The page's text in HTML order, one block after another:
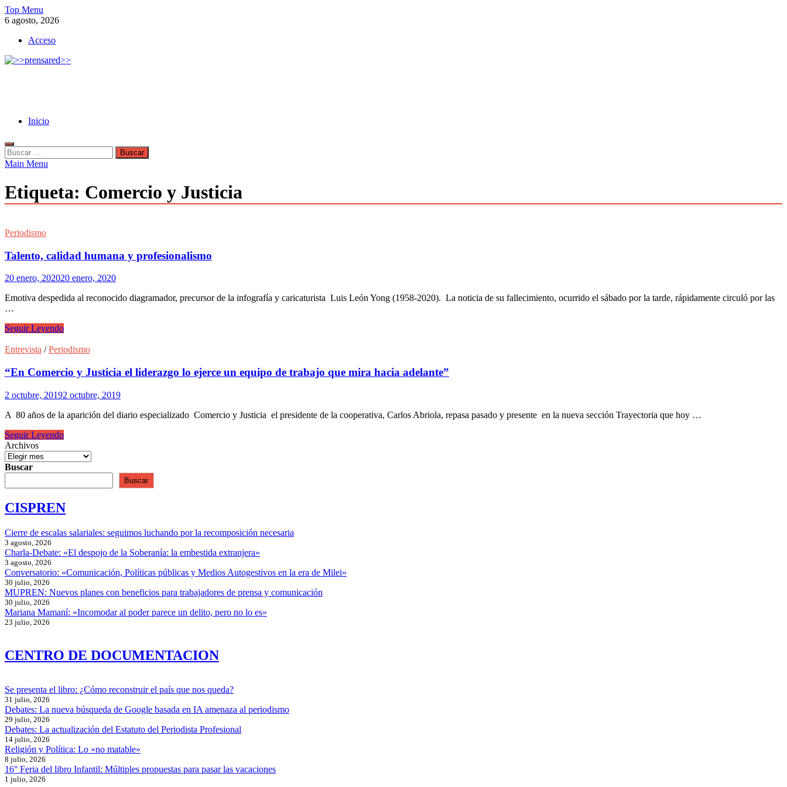
Skip
to
Top Menu
6 agosto, 2026
Acceso
Inicio
Buscar:
Main Menu
Etiqueta: Comercio y Justicia
Periodismo
Talento, calidad humana y profesionalismo
20 enero, 202020 enero, 2020
Emotiva despedida al reconocido diagramador, precursor de la infografía y caricaturista Luis León Yong (1958-2020). La noticia de su fallecimiento, ocurrido el sábado por la tarde, rápidamente circuló por las
…
Talento,
humana
profesionalismo
Seguir Leyendo
Entrevista /Periodismo
“En Comercio y Justicia el liderazgo lo ejerce un equipo de trabajo que mira hacia adelante”
2 octubre, 20192 octubre, 2019
A 80 años de la aparición del diario especializado Comercio y Justicia el presidente de la cooperativa, Carlos Abriola, repasa pasado y presente en la nueva sección Trayectoria que hoy …
“En
Comercio
y
Justicia
el
liderazgo
ejerce
equipo
de
trabajo
que
mira
hacia
adelante”
Seguir Leyendo
Archivos
Buscar
Buscar
CISPREN
Cierre de escalas salariales: seguimos luchando por la recomposición necesaria
3 agosto, 2026
Charla-Debate: «El despojo de la Soberanía: la embestida extranjera»
3 agosto, 2026
Conversatorio: «Comunicación, Políticas públicas y Medios Autogestivos en la era de Milei»
30 julio, 2026
MUPREN: Nuevos planes con beneficios para trabajadores de prensa y comunicación
30 julio, 2026
Mariana Mamaní: «Incomodar al poder parece un delito, pero no lo es»
23 julio, 2026
CENTRO DE DOCUMENTACION
Se presenta el libro: ¿Cómo reconstruir el país que nos queda?
31 julio, 2026
Debates: La nueva búsqueda de Google basada en IA amenaza al periodismo
29 julio, 2026
Debates: La actualización del Estatuto del Periodista Profesional
14 julio, 2026
Religión y Política: Lo «no matable»
8 julio, 2026
16° Feria del libro Infantil: Múltiples propuestas para pasar las vacaciones
1 julio, 2026